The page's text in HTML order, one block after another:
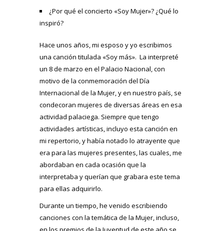
¿Por qué el concierto «Soy Mujer»? ¿Qué lo
inspiró?
Hace unos años, mi esposo y yo escribimos
una canción titulada «Soy más». La interpreté
un 8 de marzo en el Palacio Nacional, con
motivo de la conmemoración del Día
Internacional de la Mujer, y en nuestro país, se
condecoran mujeres de diversas áreas en esa
actividad palaciega. Siempre que tengo
actividades artísticas, incluyo esta canción en
mi repertorio, y había notado lo atrayente que
era para las mujeres presentes, las cuales, me
abordaban en cada ocasión que la
interpretaba y querían que grabara este tema
para ellas adquirirlo.
Durante un tiempo, he venido escribiendo
canciones con la temática de la Mujer, incluso,